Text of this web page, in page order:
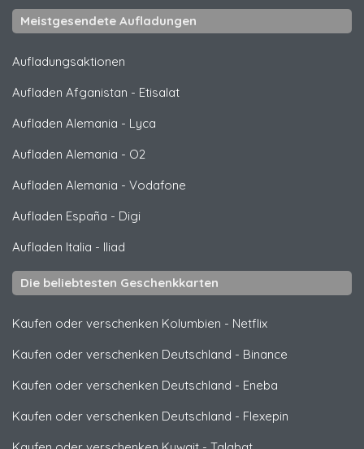
Meistgesendete Aufladungen
Aufladungsaktionen
Aufladen Afganistan - Etisalat
Aufladen Alemania - Lyca
Aufladen Alemania - O2
Aufladen Alemania - Vodafone
Aufladen España - Digi
Aufladen Italia - Iliad
Die beliebtesten Geschenkkarten
Kaufen oder verschenken Kolumbien - Netflix
Kaufen oder verschenken Deutschland - Binance
Kaufen oder verschenken Deutschland - Eneba
Kaufen oder verschenken Deutschland - Flexepin